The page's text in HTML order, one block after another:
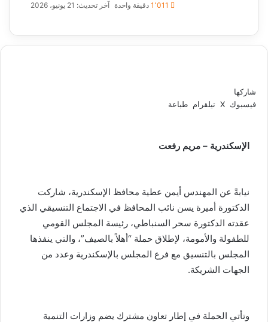
آخر تحديث: 21 يونيو، 2026 دقيقة واحدة
شاركها
فيسبوك ‫X تيلقرام طباعة
الإسكندرية – مريم رفعت
نيابةً عن المهندس أيمن عطية محافظ الإسكندرية، شاركت
الدكتورة أميرة يسن نائب المحافظ في الاجتماع التنسيقي الذي
عقدته الدكتورة سحر السنباطي، رئيسة المجلس القومي
للطفولة والأمومة، لإطلاق حملة “أهلاً بالصيف”، والتي ينفذها
المجلس بالتنسيق مع فرع المجلس بالإسكندرية وعدد من
الجهات الشريكة.
وتأتي الحملة في إطار تعاون مشترك يضم وزارات التنمية